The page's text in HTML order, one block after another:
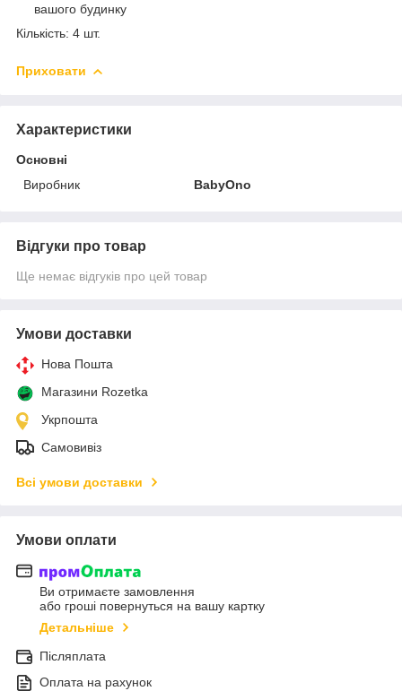
вашого будинку
Кількість: 4 шт.
Приховати
Характеристики
Основні
Виробник
BabyOno
Відгуки про товар
Ще немає відгуків про цей товар
Умови доставки
Нова Пошта
Магазини Rozetka
Укрпошта
Самовивіз
Всі умови доставки
Умови оплати
Ви отримаєте замовлення
або гроші повернуться на вашу картку
Детальніше
Післяплата
Оплата на рахунок